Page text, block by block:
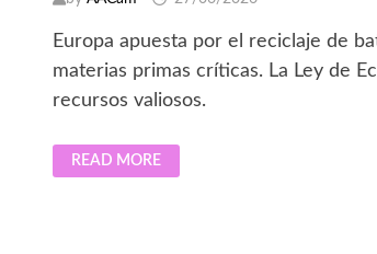
Europa apuesta por el reciclaje de
materias primas críticas. La Ley de
recursos valiosos.
EUROPA
REDUCE
READ MORE